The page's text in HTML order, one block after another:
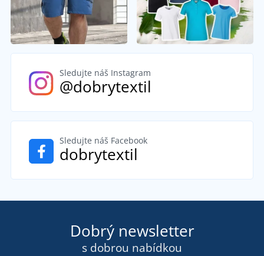
Sledujte náš Instagram
@dobrytextil
Sledujte náš Facebook
dobrytextil
Dobrý newsletter
s dobrou nabídkou